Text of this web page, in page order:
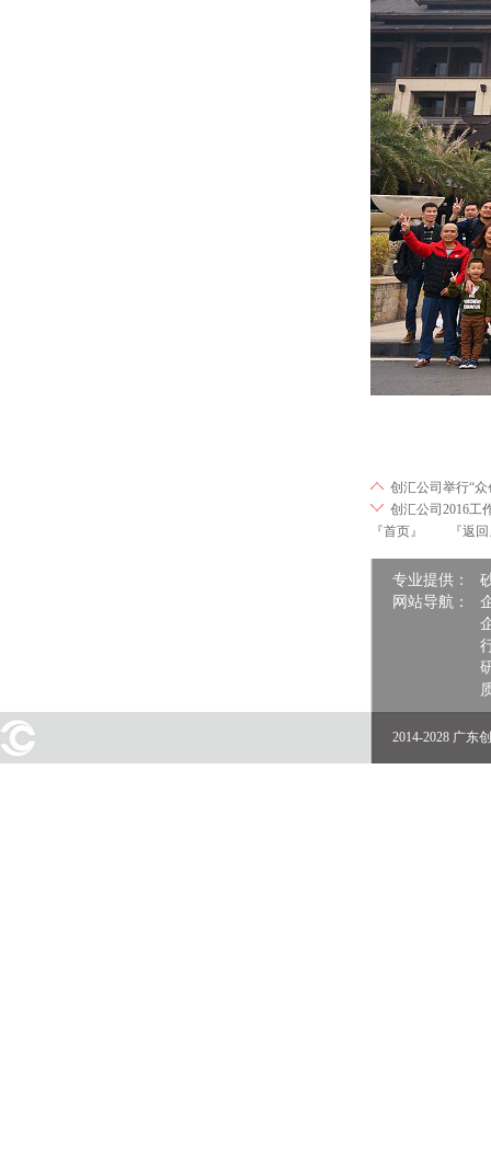
创汇公司举行“
创汇公司2016工
『首页』
『返
专业提供：
网站导航：
2014-2028 广东